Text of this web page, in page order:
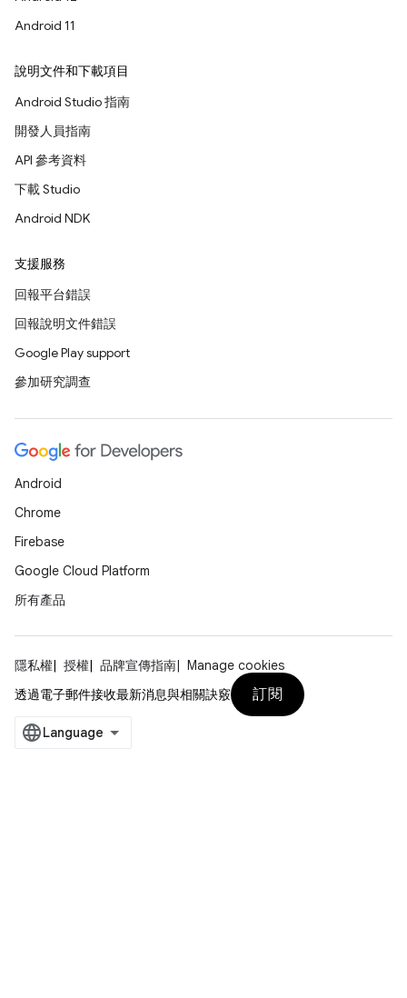
Android 11
說明文件和下載項目
Android Studio 指南
開發人員指南
API 參考資料
下載 Studio
Android NDK
支援服務
回報平台錯誤
回報說明文件錯誤
Google Play support
參加研究調查
Android
Chrome
Firebase
Google Cloud Platform
所有產品
隱私權 授權 品牌宣傳指南
Manage cookies
透過電子郵件接收最新消息與相關訣竅
訂閱